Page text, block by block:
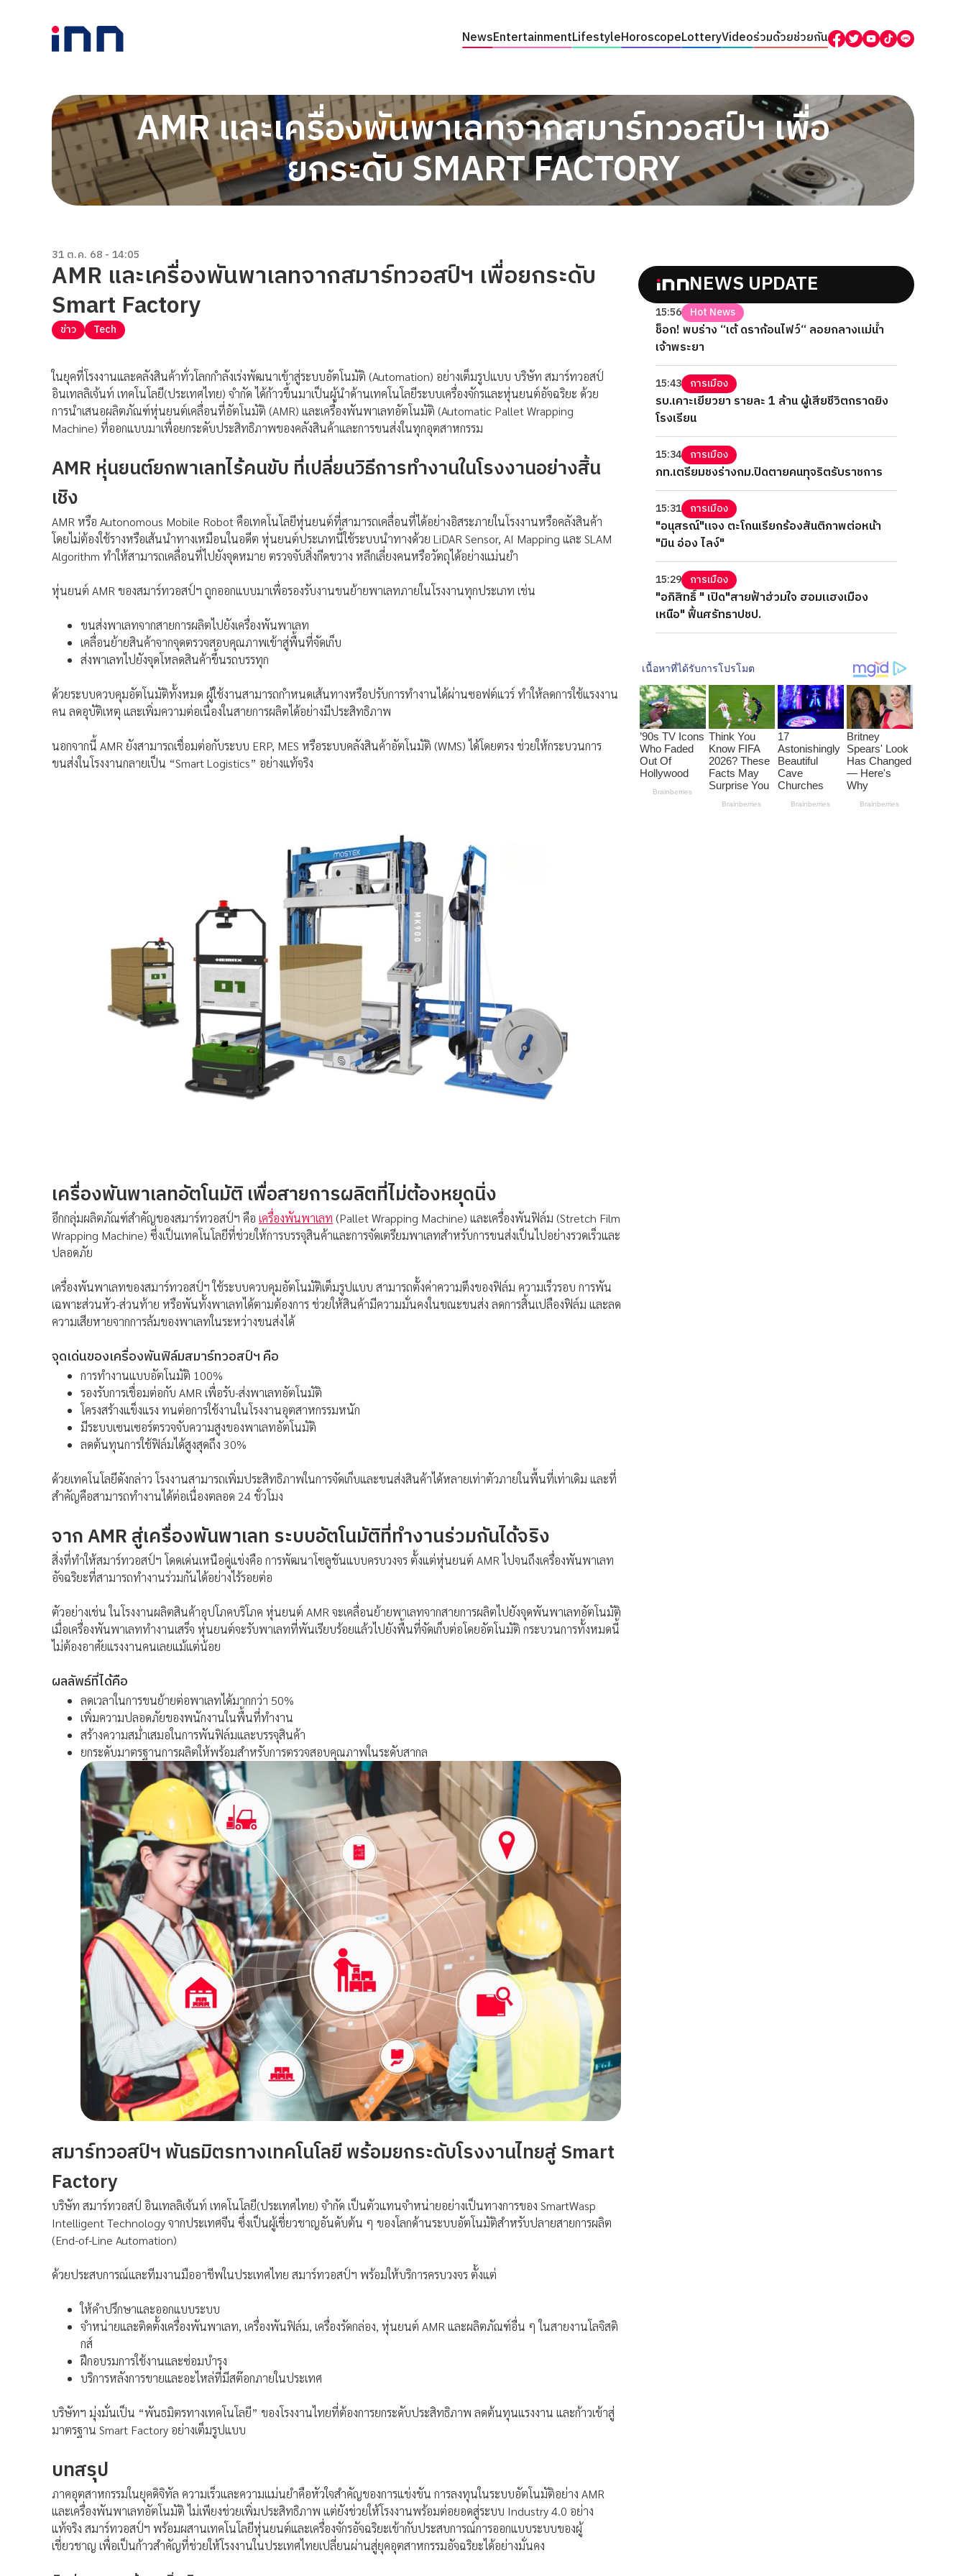
NewsEntertainmentLifestyleHoroscopeLotteryVideoร่วมด้วยช่วยกัน
AMR และเครื่องพันพาเลทจากสมาร์ทวอสป์ฯ เพื่อ
ยกระดับ SMART FACTORY
31 ต.ค. 68 - 14:05
AMR และเครื่องพันพาเลทจากสมาร์ทวอสป์ฯ เพื่อยกระดับ
Smart Factory
ข่าว Tech
ในยุคที่โรงงานและคลังสินค้าทั่วโลกกำลังเร่งพัฒนาเข้าสู่ระบบอัตโนมัติ (Automation) อย่างเต็มรูปแบบ บริษัท สมาร์ทวอสป์
อินเทลลิเจ้นท์ เทคโนโลยี(ประเทศไทย) จำกัด ได้ก้าวขึ้นมาเป็นผู้นำด้านเทคโนโลยีระบบเครื่องจักรและหุ่นยนต์อัจฉริยะ ด้วย
การนำเสนอผลิตภัณฑ์หุ่นยนต์เคลื่อนที่อัตโนมัติ (AMR) และเครื่องพันพาเลทอัตโนมัติ (Automatic Pallet Wrapping
Machine) ที่ออกแบบมาเพื่อยกระดับประสิทธิภาพของคลังสินค้าและการขนส่งในทุกอุตสาหกรรม
AMR หุ่นยนต์ยกพาเลทไร้คนขับ ที่เปลี่ยนวิธีการทำงานในโรงงานอย่างสิ้น
เชิง
AMR หรือ Autonomous Mobile Robot คือเทคโนโลยีหุ่นยนต์ที่สามารถเคลื่อนที่ได้อย่างอิสระภายในโรงงานหรือคลังสินค้า
โดยไม่ต้องใช้รางหรือเส้นนำทางเหมือนในอดีต หุ่นยนต์ประเภทนี้ใช้ระบบนำทางด้วย LiDAR Sensor, AI Mapping และ SLAM
Algorithm ทำให้สามารถเคลื่อนที่ไปยังจุดหมาย ตรวจจับสิ่งกีดขวาง หลีกเลี่ยงคนหรือวัตถุได้อย่างแม่นยำ
หุ่นยนต์ AMR ของสมาร์ทวอสป์ฯ ถูกออกแบบมาเพื่อรองรับงานขนย้ายพาเลทภายในโรงงานทุกประเภท เช่น
ขนส่งพาเลทจากสายการผลิตไปยังเครื่องพันพาเลท
เคลื่อนย้ายสินค้าจากจุดตรวจสอบคุณภาพเข้าสู่พื้นที่จัดเก็บ
ส่งพาเลทไปยังจุดโหลดสินค้าขึ้นรถบรรทุก
ด้วยระบบควบคุมอัตโนมัติทั้งหมด ผู้ใช้งานสามารถกำหนดเส้นทางหรือปรับการทำงานได้ผ่านซอฟต์แวร์ ทำให้ลดการใช้แรงงาน
คน ลดอุบัติเหตุ และเพิ่มความต่อเนื่องในสายการผลิตได้อย่างมีประสิทธิภาพ
นอกจากนี้ AMR ยังสามารถเชื่อมต่อกับระบบ ERP, MES หรือระบบคลังสินค้าอัตโนมัติ (WMS) ได้โดยตรง ช่วยให้กระบวนการ
ขนส่งในโรงงานกลายเป็น “Smart Logistics” อย่างแท้จริง
เครื่องพันพาเลทอัตโนมัติ เพื่อสายการผลิตที่ไม่ต้องหยุดนิ่ง
อีกกลุ่มผลิตภัณฑ์สำคัญของสมาร์ทวอสป์ฯ คือ เครื่องพันพาเลท (Pallet Wrapping Machine) และเครื่องพันฟิล์ม (Stretch Film
Wrapping Machine) ซึ่งเป็นเทคโนโลยีที่ช่วยให้การบรรจุสินค้าและการจัดเตรียมพาเลทสำหรับการขนส่งเป็นไปอย่างรวดเร็วและ
ปลอดภัย
เครื่องพันพาเลทของสมาร์ทวอสป์ฯ ใช้ระบบควบคุมอัตโนมัติเต็มรูปแบบ สามารถตั้งค่าความตึงของฟิล์ม ความเร็วรอบ การพัน
เฉพาะส่วนหัว-ส่วนท้าย หรือพันทั้งพาเลทได้ตามต้องการ ช่วยให้สินค้ามีความมั่นคงในขณะขนส่ง ลดการสิ้นเปลืองฟิล์ม และลด
ความเสียหายจากการล้มของพาเลทในระหว่างขนส่งได้
จุดเด่นของเครื่องพันฟิล์มสมาร์ทวอสป์ฯ คือ
การทำงานแบบอัตโนมัติ 100%
รองรับการเชื่อมต่อกับ AMR เพื่อรับ-ส่งพาเลทอัตโนมัติ
โครงสร้างแข็งแรง ทนต่อการใช้งานในโรงงานอุตสาหกรรมหนัก
มีระบบเซนเซอร์ตรวจจับความสูงของพาเลทอัตโนมัติ
ลดต้นทุนการใช้ฟิล์มได้สูงสุดถึง 30%
ด้วยเทคโนโลยีดังกล่าว โรงงานสามารถเพิ่มประสิทธิภาพในการจัดเก็บและขนส่งสินค้าได้หลายเท่าตัวภายในพื้นที่เท่าเดิม และที่
สำคัญคือสามารถทำงานได้ต่อเนื่องตลอด 24 ชั่วโมง
จาก AMR สู่เครื่องพันพาเลท ระบบอัตโนมัติที่ทำงานร่วมกันได้จริง
สิ่งที่ทำให้สมาร์ทวอสป์ฯ โดดเด่นเหนือคู่แข่งคือ การพัฒนาโซลูชันแบบครบวงจร ตั้งแต่หุ่นยนต์ AMR ไปจนถึงเครื่องพันพาเลท
อัจฉริยะที่สามารถทำงานร่วมกันได้อย่างไร้รอยต่อ
ตัวอย่างเช่น ในโรงงานผลิตสินค้าอุปโภคบริโภค หุ่นยนต์ AMR จะเคลื่อนย้ายพาเลทจากสายการผลิตไปยังจุดพันพาเลทอัตโนมัติ
เมื่อเครื่องพันพาเลททำงานเสร็จ หุ่นยนต์จะรับพาเลทที่พันเรียบร้อยแล้วไปยังพื้นที่จัดเก็บต่อโดยอัตโนมัติ กระบวนการทั้งหมดนี้
ไม่ต้องอาศัยแรงงานคนเลยแม้แต่น้อย
ผลลัพธ์ที่ได้คือ
ลดเวลาในการขนย้ายต่อพาเลทได้มากกว่า 50%
เพิ่มความปลอดภัยของพนักงานในพื้นที่ทำงาน
สร้างความสม่ำเสมอในการพันฟิล์มและบรรจุสินค้า
ยกระดับมาตรฐานการผลิตให้พร้อมสำหรับการตรวจสอบคุณภาพในระดับสากล
สมาร์ทวอสป์ฯ พันธมิตรทางเทคโนโลยี พร้อมยกระดับโรงงานไทยสู่ Smart
Factory
บริษัท สมาร์ทวอสป์ อินเทลลิเจ้นท์ เทคโนโลยี(ประเทศไทย) จำกัด เป็นตัวแทนจำหน่ายอย่างเป็นทางการของ SmartWasp
Intelligent Technology จากประเทศจีน ซึ่งเป็นผู้เชี่ยวชาญอันดับต้น ๆ ของโลกด้านระบบอัตโนมัติสำหรับปลายสายการผลิต
(End-of-Line Automation)
ด้วยประสบการณ์และทีมงานมืออาชีพในประเทศไทย สมาร์ทวอสป์ฯ พร้อมให้บริการครบวงจร ตั้งแต่
ให้คำปรึกษาและออกแบบระบบ
จำหน่ายและติดตั้งเครื่องพันพาเลท, เครื่องพันฟิล์ม, เครื่องรัดกล่อง, หุ่นยนต์ AMR และผลิตภัณฑ์อื่น ๆ ในสายงานโลจิสติ
กส์
ฝึกอบรมการใช้งานและซ่อมบำรุง
บริการหลังการขายและอะไหล่ที่มีสต๊อกภายในประเทศ
บริษัทฯ มุ่งมั่นเป็น “พันธมิตรทางเทคโนโลยี” ของโรงงานไทยที่ต้องการยกระดับประสิทธิภาพ ลดต้นทุนแรงงาน และก้าวเข้าสู่
มาตรฐาน Smart Factory อย่างเต็มรูปแบบ
บทสรุป
ภาคอุตสาหกรรมในยุคดิจิทัล ความเร็วและความแม่นยำคือหัวใจสำคัญของการแข่งขัน การลงทุนในระบบอัตโนมัติอย่าง AMR
และเครื่องพันพาเลทอัตโนมัติ ไม่เพียงช่วยเพิ่มประสิทธิภาพ แต่ยังช่วยให้โรงงานพร้อมต่อยอดสู่ระบบ Industry 4.0 อย่าง
แท้จริง สมาร์ทวอสป์ฯ พร้อมผสานเทคโนโลยีหุ่นยนต์และเครื่องจักรอัจฉริยะเข้ากับประสบการณ์การออกแบบระบบของผู้
เชี่ยวชาญ เพื่อเป็นก้าวสำคัญที่ช่วยให้โรงงานในประเทศไทยเปลี่ยนผ่านสู่ยุคอุตสาหกรรมอัจฉริยะได้อย่างมั่นคง
NEWS UPDATE
15:56 Hot News
ช็อก! พบร่าง “เต้ ดราก้อนไฟว์“ ลอยกลางแม่น้ำ
เจ้าพระยา
15:43 การเมือง
รบ.เคาะเยียวยา รายละ 1 ล้าน ผู้เสียชีวิตกราดยิง
โรงเรียน
15:34 การเมือง
ภท.เตรียมชงร่างกม.ปิดตายคนทุจริตรับราชการ
15:31 การเมือง
"อนุสรณ์"แจง ตะโกนเรียกร้องสันติภาพต่อหน้า
"มิน อ่อง ไลง์"
15:29 การเมือง
"อภิสิทธิ์ " เปิด"สายฟ้าฮ่วมใจ ฮอมแฮงเมือง
เหนือ" ฟื้นศรัทธาปชป.